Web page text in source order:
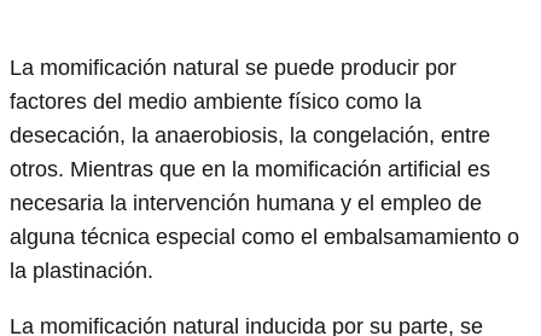
La momificación natural se puede producir por
factores del medio ambiente físico como la
desecación, la anaerobiosis, la congelación, entre
otros. Mientras que en la momificación artificial es
necesaria la intervención humana y el empleo de
alguna técnica especial como el embalsamamiento o
la plastinación.
La momificación natural inducida por su parte, se